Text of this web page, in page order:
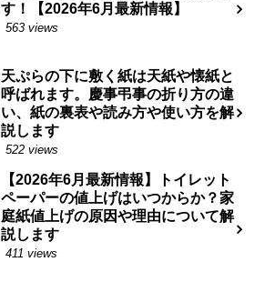
す！【2026年6月最新情報】
563 views
天ぷらの下に敷く紙は天紙や懐紙と
呼ばれます。慶事弔事の折り方の違
い、紙の裏表や読み方や使い方を解
説します
522 views
【2026年6月最新情報】トイレット
ペーパーの値上げはいつからか？家
庭紙値上げの原因や理由について解
説します
411 views